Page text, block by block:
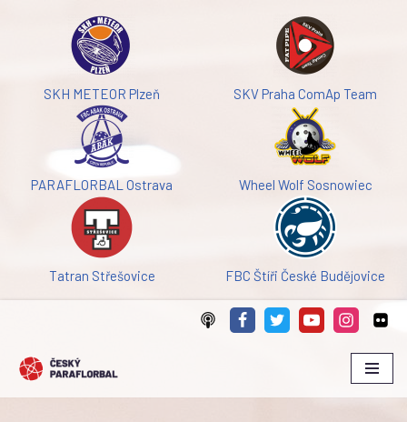
SKH METEOR Plzeň SKV Praha ComAp Team
PARAFLORBAL Ostrava Wheel Wolf Sosnowiec
Tatran Střešovice FBC Štíři České Budějovice
obsah